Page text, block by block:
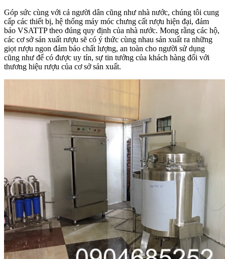
Góp sức cùng với cả người dân cũng như nhà nước, chúng tôi cung
cấp các thiết bị, hệ thống máy móc chưng cất rượu hiện đại, đảm
bảo VSATTP theo đúng quy định của nhà nước. Mong rằng các hộ,
các cơ sở sản xuất rượu sẽ có ý thức cùng nhau sản xuất ra những
giọt rượu ngon đảm bảo chất lượng, an toàn cho người sử dụng
cũng như để có được uy tín, sự tin tưởng của khách hàng đối với
thương hiệu rượu của cơ sở sản xuất.